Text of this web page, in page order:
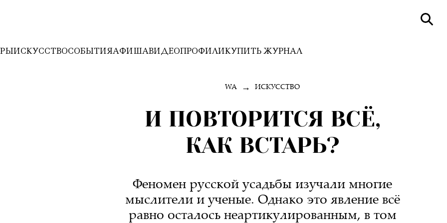
ИСКУССТВОСОБЫТИЯАФИШАВИДЕОПРОФИЛИКУПИТЬ ЖУРНАЛ
WA → ИСКУССТВО
И ПОВТОРИТСЯ ВСЁ,
КАК ВСТАРЬ?
Феномен русской усадьбы изучали многие
мыслители и ученые. Однако это явление всё
равно осталось неартикулированным, в том